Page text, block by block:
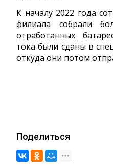
К началу 2022 года
филиала собрали
отработанных
тока были сданы в
откуда они потом
Поделиться